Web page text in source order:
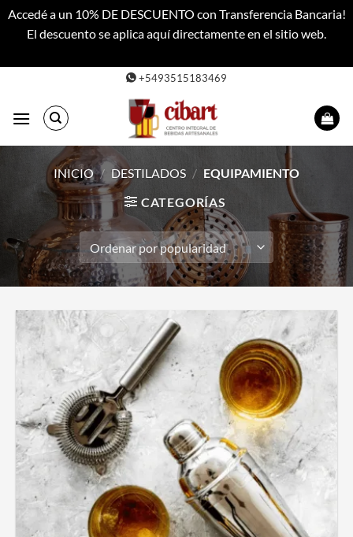
Accedé a un 10% DE DESCUENTO con Transferencia Bancaria!
El descuento se aplica aquí directamente en el sitio web.
contenido
+5493515183469
INICIO / DESTILADOS / EQUIPAMIENTO
CATEGORÍAS